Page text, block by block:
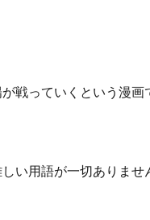
戦っていくという漫画
い用語が一切ありませ